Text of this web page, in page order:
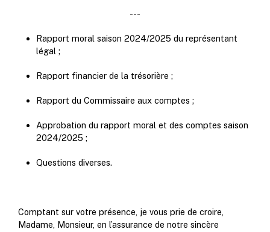
---
Rapport moral saison 2024/2025 du représentant
légal ;
Rapport financier de la trésorière ;
Rapport du Commissaire aux comptes ;
Approbation du rapport moral et des comptes saison
2024/2025 ;
Questions diverses.
Comptant sur votre présence, je vous prie de croire,
Madame, Monsieur, en l’assurance de notre sincère